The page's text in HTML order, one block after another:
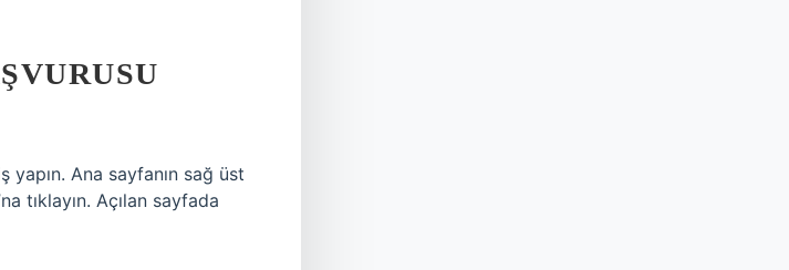
yapın. Ana sayfanın sağ üst
tıklayın. Açılan sayfada